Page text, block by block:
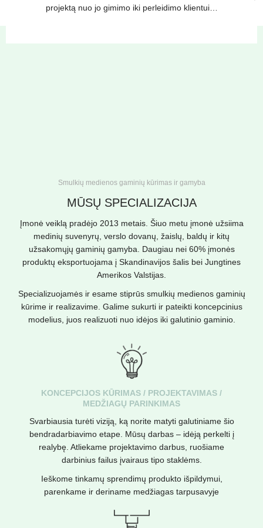
projektą nuo jo gimimo iki perleidimo klientui…
Smulkių medienos gaminių kūrimas ir gamyba
MŪSŲ SPECIALIZACIJA
Įmonė veiklą pradėjo 2013 metais. Šiuo metu įmonė užsiima
medinių suvenyrų, verslo dovanų, žaislų, baldų ir kitų
užsakomųjų gaminių gamyba. Daugiau nei 60% įmonės
produktų eksportuojama į Skandinavijos šalis bei Jungtines
Amerikos Valstijas.
Specializuojamės ir esame stiprūs smulkių medienos gaminių
kūrime ir realizavime. Galime sukurti ir pateikti koncepcinius
modelius, juos realizuoti nuo idėjos iki galutinio gaminio.
KONCEPCIJOS KŪRIMAS / PROJEKTAVIMAS /
MEDŽIAGŲ PARINKIMAS
Svarbiausia turėti viziją, ką norite matyti galutiniame šio
bendradarbiavimo etape. Mūsų darbas – idėją perkelti į
realybę. Atliekame projektavimo darbus, ruošiame
darbinius failus įvairaus tipo staklėms.
Ieškome tinkamų sprendimų produkto išpildymui,
parenkame ir deriname medžiagas tarpusavyje